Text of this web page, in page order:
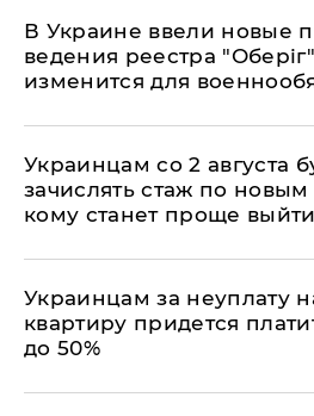
В Украине ввели новые
ведения реестра
изменится для
Украинцам со 2 августа
зачислять стаж по
кому станет проще
Украинцам за неуплату
квартиру придется
до 50%